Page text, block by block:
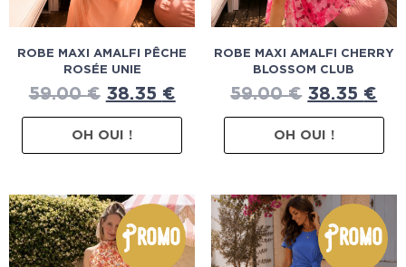
ROBE MAXI AMALFI PÊCHE
ROSÉE UNIE
59.00€ 38.35 €
OH OUI !
ROBE MAXI AMALFI CHERRY
BLOSSOM CLUB
59.00€ 38.35 €
OH OUI !
Promo Promo